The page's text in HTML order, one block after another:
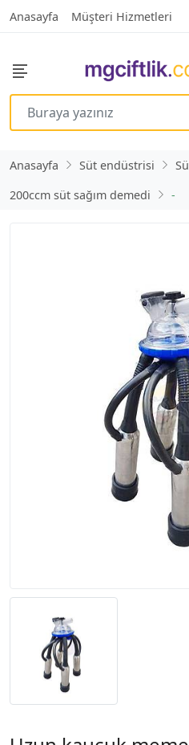
Anasayfa Müşteri Hizmetleri
Anasayfa Süt endüstrisi
200ccm süt sağım demedi
-